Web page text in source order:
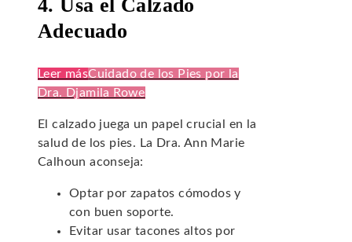
4. Usa el Calzado
Adecuado
Leer másCuidado de los Pies por la
Dra. Djamila Rowe
El calzado juega un papel crucial en la
salud de los pies. La Dra. Ann Marie
Calhoun aconseja:
Optar por zapatos cómodos y
con buen soporte.
Evitar usar tacones altos por